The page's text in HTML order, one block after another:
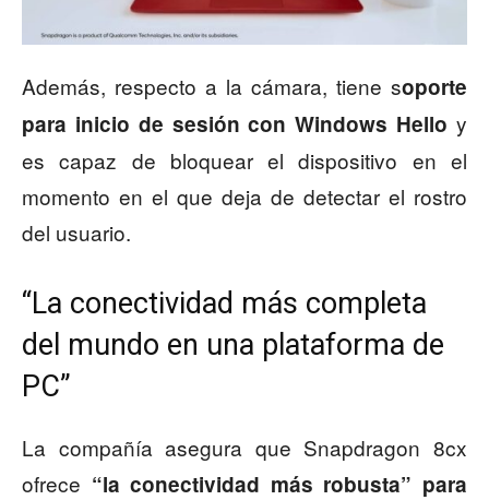
Además, respecto a la cámara, tiene soporte
para inicio de sesión con Windows Hello y
es capaz de bloquear el dispositivo en el
momento en el que deja de detectar el rostro
del usuario.
“La conectividad más completa
del mundo en una plataforma de
PC”
La compañía asegura que Snapdragon 8cx
ofrece “la conectividad más robusta” para